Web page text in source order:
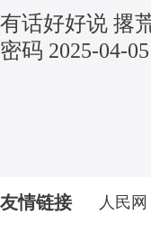
有话好好说 撂
密码 2025-04-05
友情链接 人民网